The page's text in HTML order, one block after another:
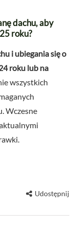
dachu, aby
roku?
i ubiegania się o
roku lub na
wszystkich
Wczesne
Udostępnij